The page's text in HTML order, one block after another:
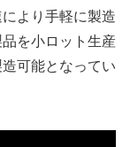
より手軽に製造
を小ロット生産
可能となってい